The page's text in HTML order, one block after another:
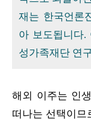
재는 한국언론
아 보도됩니다.
성가족재단 연
해외 이주는 인
떠나는 선택이므